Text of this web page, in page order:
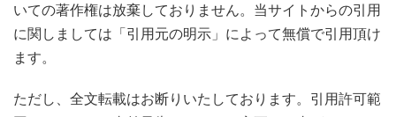
いての著作権は放棄しておりません。当サイトからの引用
に関しましては「引用元の明示」によって無償で引用頂け
ます。
ただし、全文転載はお断りいたしております。引用許可範